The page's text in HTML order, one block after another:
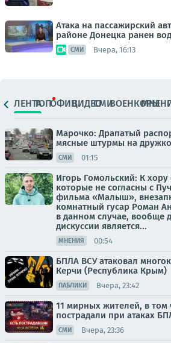
Атака на пассажирский
районе Донецка ранен
СМИ Вчера, 16:13
ЛЕНТАТОПОФИЦ.ВИДЕОСМИВОЕНКОРЫ
Марочко: Драпатый
мясные штурмы на
СМИ 01:15
Игорь Гомольский: К
которые не согласны с
фильма «Малыш»,
комнатный гусар Роман
в данном случае, вообще
дискуссии является...
МНЕНИЯ 00:54
БПЛА ВСУ атаковал
Керчи (Республика Крым)
ПАБЛИКИ Вчера, 23:42
11 мирных жителей, в том
пострадали при атаках
СМИ Вчера, 23:36